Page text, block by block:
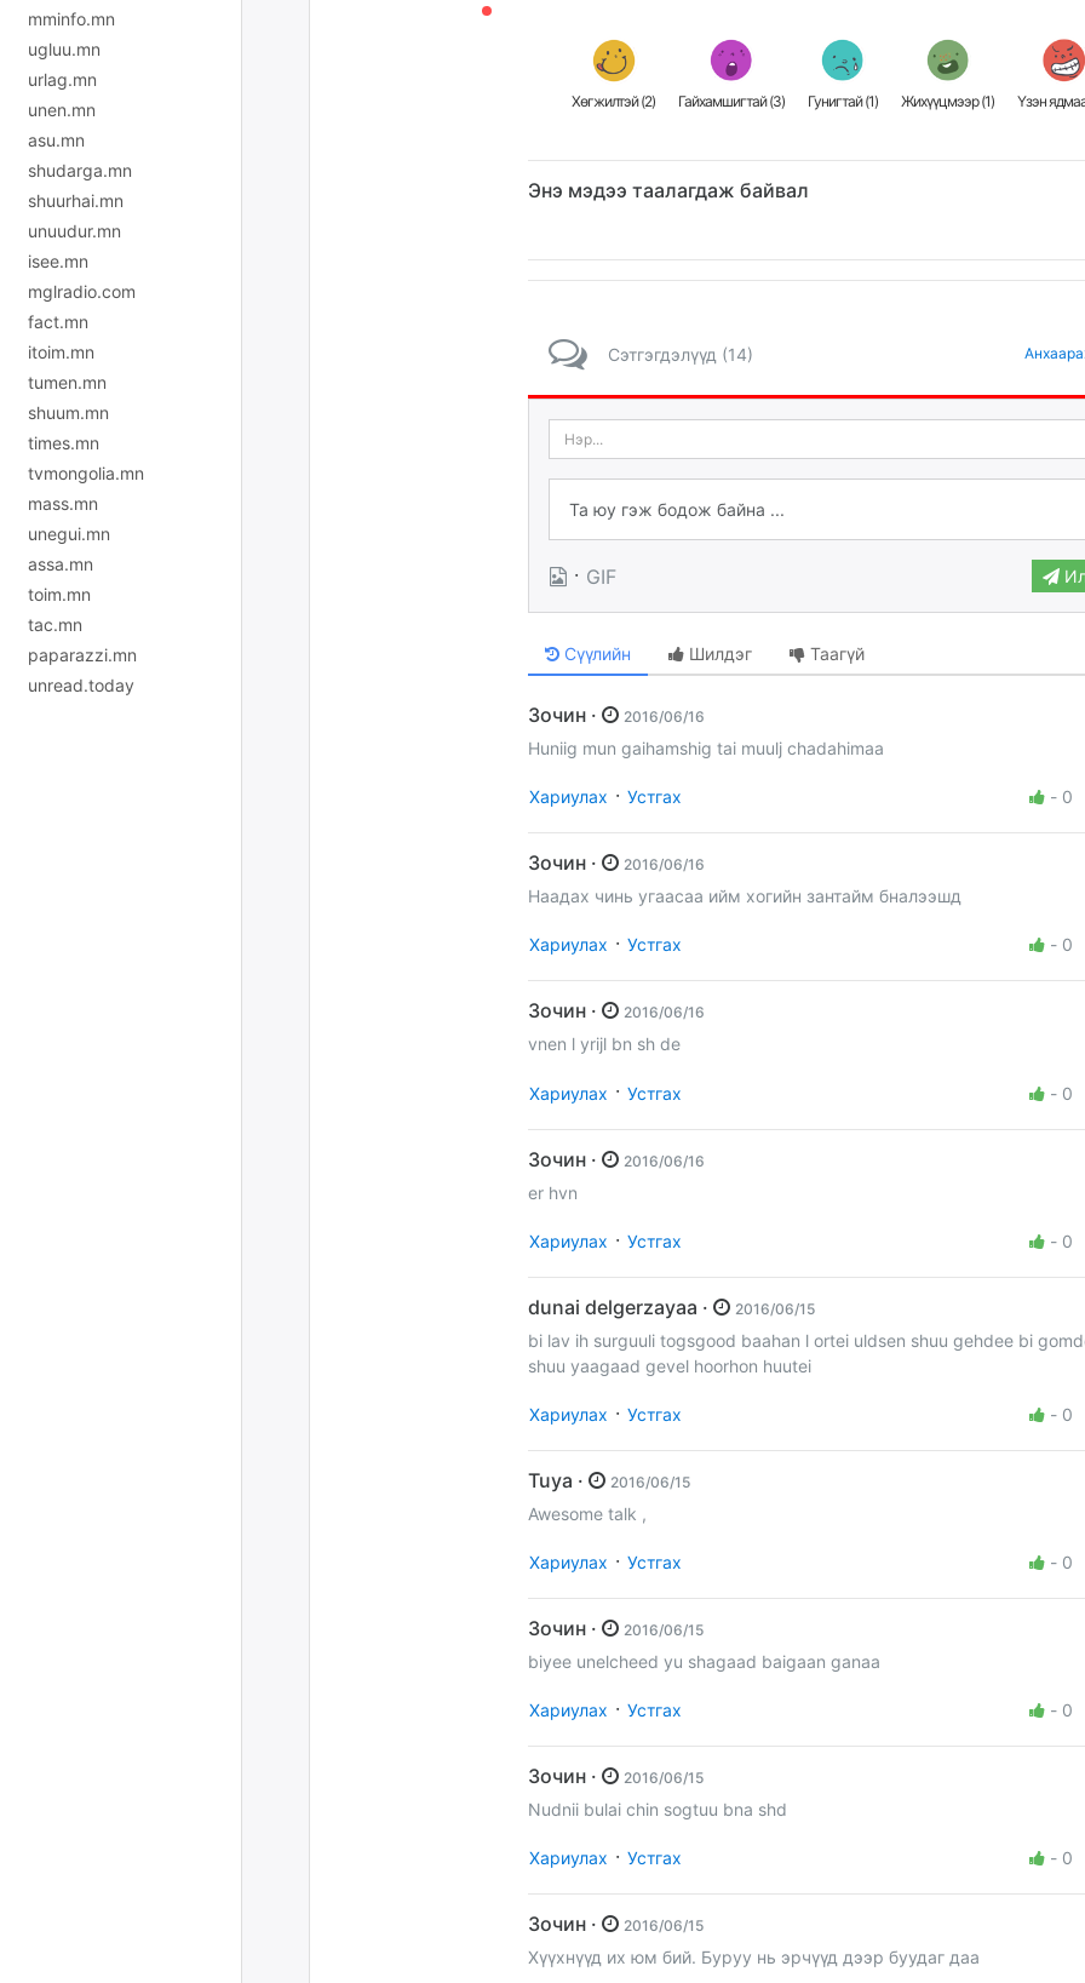
mminfo.mn
ugluu.mn
urlag.mn
unen.mn
asu.mn
shudarga.mn
shuurhai.mn
unuudur.mn
isee.mn
mglradio.com
fact.mn
itoim.mn
tumen.mn
shuum.mn
times.mn
tvmongolia.mn
mass.mn
unegui.mn
assa.mn
toim.mn
tac.mn
paparazzi.mn
unread.today
Хөгжилтэй (2) Гайхамшигтай (3) Гунигтай (1) Жихүүцмээр (1) Үзэн
Энэ мэдээ таалагдаж байвал
Сэтгэгдэлүүд (14)
· GIF
Сүүлийн Шилдэг Таагүй
Зочин · 2016/06/16
Huniig mun gaihamshig tai muulj chadahimaa
Хариулах · Устгах - 0
Зочин · 2016/06/16
Наадах чинь угаасаа ийм хогийн зантайм бналээшд
Хариулах · Устгах - 0
Зочин · 2016/06/16
vnen l yrijl bn sh de
Хариулах · Устгах - 0
Зочин · 2016/06/16
er hvn
Хариулах · Устгах - 0
dunai delgerzayaa · 2016/06/15
bi lav ih surguuli togsgood baahan l ortei uldsen shuu gehdee bi
shuu yaagaad gevel hoorhon huutei
Хариулах · Устгах - 0
Tuya · 2016/06/15
Awesome talk ,
Хариулах · Устгах - 0
Зочин · 2016/06/15
biyee unelcheed yu shagaad baigaan ganaa
Хариулах · Устгах - 0
Зочин · 2016/06/15
Nudnii bulai chin sogtuu bna shd
Хариулах · Устгах - 0
Зочин · 2016/06/15
Хүүхнүүд их юм бий. Буруу нь эрчүүд дээр буудаг даа